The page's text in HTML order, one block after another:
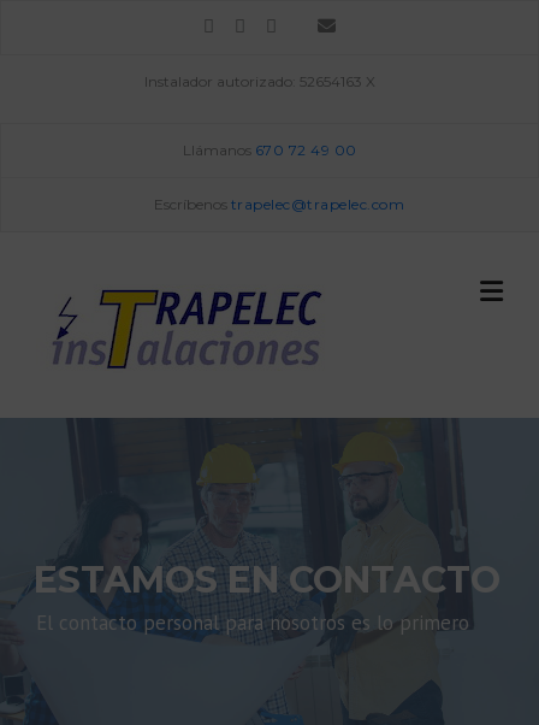
Instalador autorizado: 52654163 X
Llámanos 670 72 49 00
Escríbenos trapelec@trapelec.com
ESTAMOS EN CONTACTO
El contacto personal para nosotros es lo primero